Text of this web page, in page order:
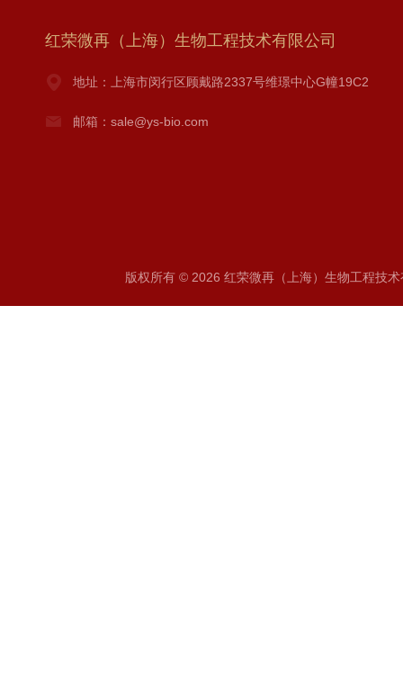
红荣微再（上海）生物工程技术有限公司
地址：上海市闵行区顾戴路2337号维璟中心G幢19C2
邮箱：sale@ys-bio.com
版权所有 © 2026 红荣微再（上海）生物工程技